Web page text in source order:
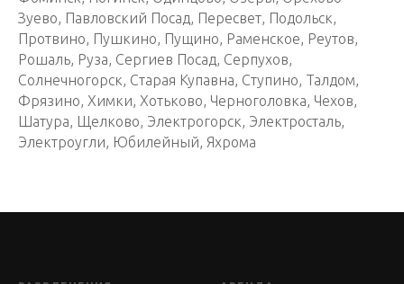
Зуево, Павловский Посад, Пересвет, Подольск,
Протвино, Пушкино, Пущино, Раменское, Реутов,
Рошаль, Руза, Сергиев Посад, Серпухов,
Солнечногорск, Старая Купавна, Ступино, Талдом,
Фрязино, Химки, Хотьково, Черноголовка, Чехов,
Шатура, Щелково, Электрогорск, Электросталь,
Электроугли, Юбилейный, Яхрома